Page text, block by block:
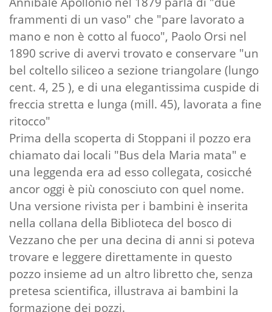
frammenti di un vaso" che "pare lavorato a
mano e non è cotto al fuoco", Paolo Orsi nel
1890 scrive di avervi trovato e conservare "un
bel coltello siliceo a sezione triangolare (lungo
cent. 4, 25 ), e di una elegantissima cuspide di
freccia stretta e lunga (mill. 45), lavorata a fine
ritocco"
Prima della scoperta di Stoppani il pozzo era
chiamato dai locali "Bus dela Maria mata" e
una leggenda era ad esso collegata, cosicché
ancor oggi è più conosciuto con quel nome.
Una versione rivista per i bambini è inserita
nella collana della Biblioteca del bosco di
Vezzano che per una decina di anni si poteva
trovare e leggere direttamente in questo
pozzo insieme ad un altro libretto che, senza
pretesa scientifica, illustrava ai bambini la
formazione dei pozzi.